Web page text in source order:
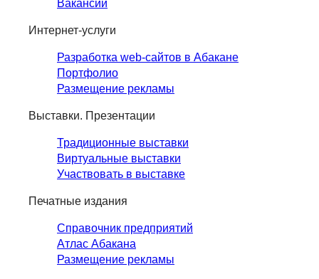
Вакансии
Интернет-услуги
Разработка web-сайтов в Абакане
Портфолио
Размещение рекламы
Выставки. Презентации
Традиционные выставки
Виртуальные выставки
Участвовать в выставке
Печатные издания
Справочник предприятий
Атлас Абакана
Размещение рекламы